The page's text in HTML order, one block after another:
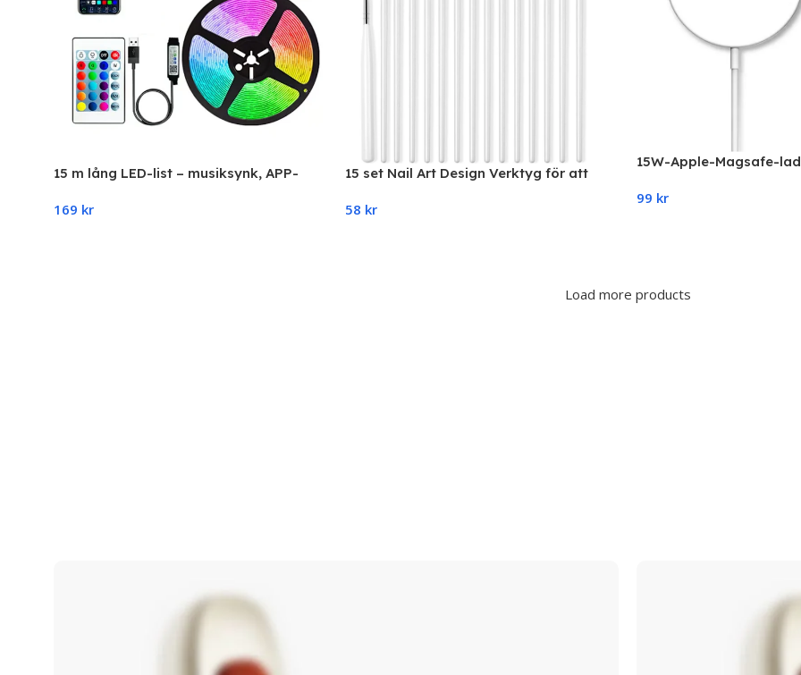
15 m lång LED-list – musiksynk, APP-
för sovrum och heminredning
169 kr
15 set Nail Art Design Verktyg för att
58 kr
15W-Apple-Magsafe-
induktionsladdare
99 kr
Load more products